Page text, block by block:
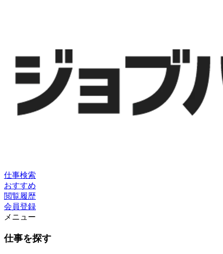
仕事検索
おすすめ
閲覧履歴
会員登録
メニュー
仕事を探す